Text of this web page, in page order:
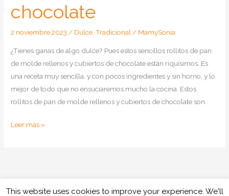
chocolate
2 noviembre 2023 / Dulce ,Tradicional / MamySonia
¿Tienes ganas de algo dulce? Pues estos sencillos rollitos de pan
de molde rellenos y cubiertos de chocolate están riquísimos. Es
una receta muy sencilla, y con pocos ingredientes y sin horno, y lo
mejor de todo que no ensuciaremos mucho la cocina. Estos
rollitos de pan de molde rellenos y cubiertos de chocolate son
Como
de
Leer más »
This website uses cookies to improve your experience. We'll